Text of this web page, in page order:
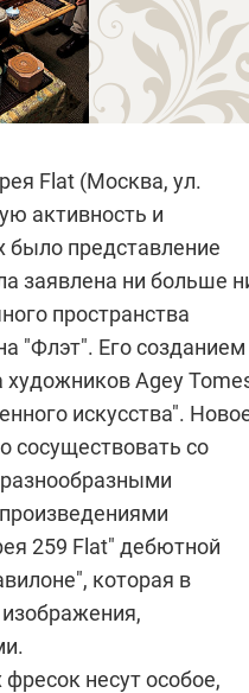
Flat (Москва, ул.
активность и
было представление
заявлена ни больше
пространства
"Флэт". Его созданием
художников Agey
искусства".
сосуществовать со
259 Flat" дебютной
которая в
несут особое,